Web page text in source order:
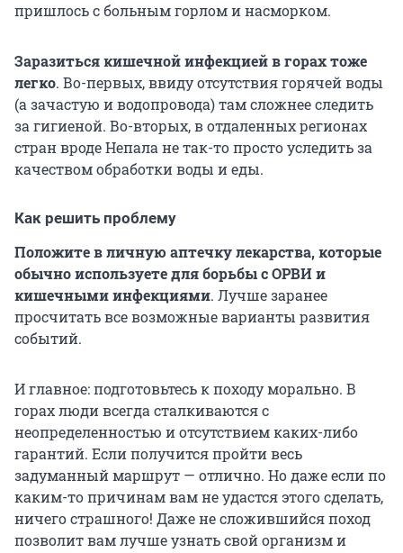
пришлось с больным горлом и насморком.
Заразиться кишечной инфекцией в горах тоже
легко. Во-первых, ввиду отсутствия горячей воды
(а зачастую и водопровода) там сложнее следить
за гигиеной. Во-вторых, в отдаленных регионах
стран вроде Непала не так-то просто уследить за
качеством обработки воды и еды.
Как решить проблему
Положите в личную аптечку лекарства, которые
обычно используете для борьбы с ОРВИ и
кишечными инфекциями. Лучше заранее
просчитать все возможные варианты развития
событий.
И главное: подготовьтесь к походу морально. В
горах люди всегда сталкиваются с
неопределенностью и отсутствием каких-либо
гарантий. Если получится пройти весь
задуманный маршрут — отлично. Но даже если по
каким-то причинам вам не удастся этого сделать,
ничего страшного! Даже не сложившийся поход
позволит вам лучше узнать свой организм и